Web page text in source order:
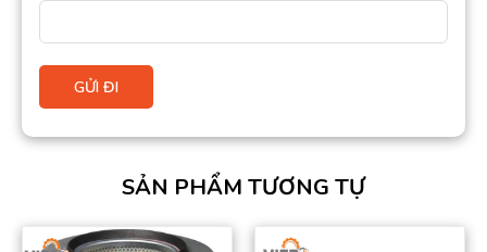
SẢN PHẨM TƯƠNG TỰ